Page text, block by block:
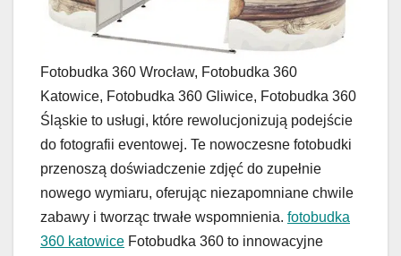
Fotobudka 360 Wrocław, Fotobudka 360
Katowice, Fotobudka 360 Gliwice, Fotobudka 360
Śląskie to usługi, które rewolucjonizują podejście
do fotografii eventowej. Te nowoczesne fotobudki
przenoszą doświadczenie zdjęć do zupełnie
nowego wymiaru, oferując niezapomniane chwile
zabawy i tworząc trwałe wspomnienia. fotobudka
360 katowice Fotobudka 360 to innowacyjne